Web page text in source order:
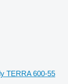
TERRA 600-55